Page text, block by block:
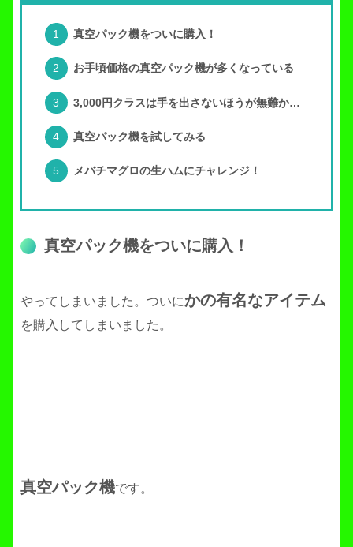
真空パック機をついに購入！
お手頃価格の真空パック機が多くなっている
3,000円クラスは手を出さないほうが無難か…
真空パック機を試してみる
メバチマグロの生ハムにチャレンジ！
真空パック機をついに購入！
やってしまいました。ついにかの有名なアイテム
を購入してしまいました。
真空パック機です。